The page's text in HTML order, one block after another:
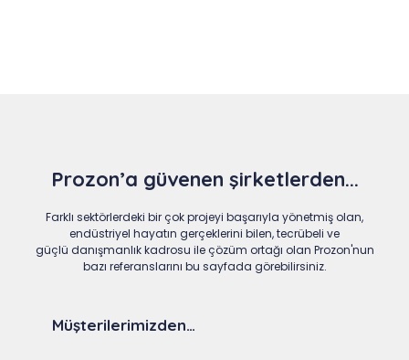
Prozon’a güvenen şirketlerden...
Farklı sektörlerdeki bir çok projeyi başarıyla yönetmiş olan,
endüstriyel hayatın gerçeklerini bilen, tecrübeli ve
güçlü danışmanlık kadrosu ile çözüm ortağı olan Prozon'nun
bazı referanslarını bu sayfada görebilirsiniz.
Müşterilerimizden…